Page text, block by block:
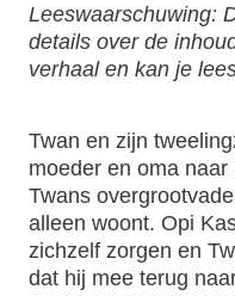
Leeswaarschuwing:
details over de
verhaal en kan je
Twan en zijn
moeder en oma
Twans
alleen woont. Opi
zichzelf zorgen en
dat hij mee terug